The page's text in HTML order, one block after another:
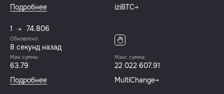
Подробнее
iziBTC
1 74.806
Обновлено:
8 секунд назад
Мин сумма:
63.79
Макс сумма:
22 022 607.91
Подробнее
MultiChange